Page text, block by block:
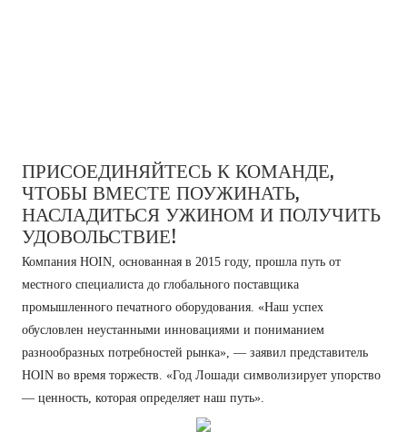
ПРИСОЕДИНЯЙТЕСЬ К КОМАНДЕ,
ЧТОБЫ ВМЕСТЕ ПОУЖИНАТЬ,
НАСЛАДИТЬСЯ УЖИНОМ И ПОЛУЧИТЬ
УДОВОЛЬСТВИЕ!
Компания HOIN, основанная в 2015 году, прошла путь от
местного специалиста до глобального поставщика
промышленного печатного оборудования. «Наш успех
обусловлен неустанными инновациями и пониманием
разнообразных потребностей рынка», — заявил представитель
HOIN во время торжеств. «Год Лошади символизирует упорство
— ценность, которая определяет наш путь».